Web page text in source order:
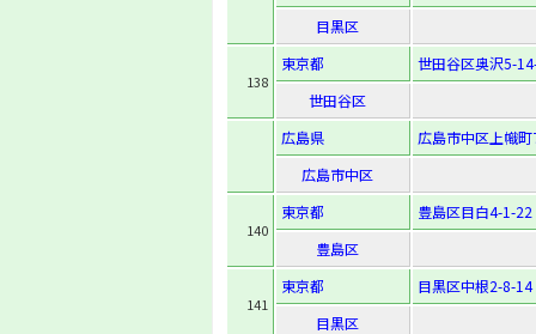
目黒区
138
東京都
世田谷区奥沢5-
世田谷区
広島県
広島市中区上幟
広島市中区
140
東京都
豊島区目白4-1-22
豊島区
141
東京都
目黒区中根2-8-14
目黒区